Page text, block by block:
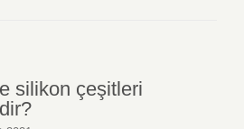
silikon çeşitleri